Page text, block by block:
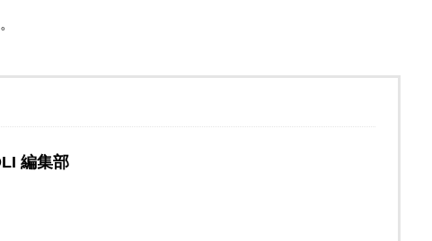
編集部